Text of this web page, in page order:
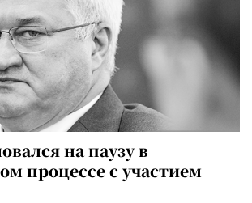
на паузу в
процессе с участием